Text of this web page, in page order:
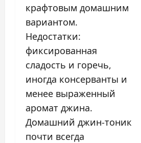
крафтовым домашним
вариантом.
Недостатки:
фиксированная
сладость и горечь,
иногда консерванты и
менее выраженный
аромат джина.
Домашний джин-тоник
почти всегда